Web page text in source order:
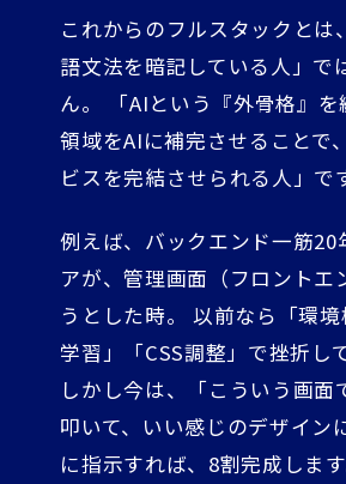
これからのフルスタックとは
語文法を暗記している人」で
ん。 「AIという『外骨格』
領域をAIに補完させることで
ビスを完結させられる人」で
例えば、バックエンド一筋20
アが、管理画面（フロントエ
うとした時。 以前なら「環
学習」「CSS調整」で挫折し
しかし今は、「こういう画面
叩いて、いい感じのデザイン
に指示すれば、8割完成しま